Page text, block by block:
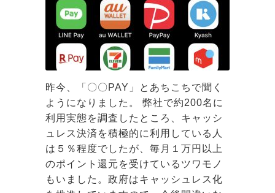
昨今、「〇〇PAY」とあちこちで聞く
ようになりました。 弊社で約200名に
利用実態を調査したところ、キャッシ
ュレス決済を積極的に利用している人
は５％程度でしたが、毎月１万円以上
のポイント還元を受けているツワモノ
もいました。政府はキャッシュレス化